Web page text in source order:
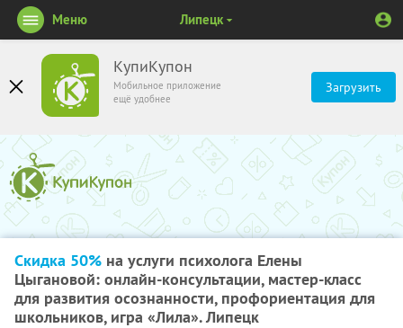
КупиКупон
Мобильное приложение
ещё удобнее
Загрузить
Меню Липецк
Скидка 50% на услуги психолога Елены
Цыгановой: онлайн-консультации, мастер-класс
для развития осознанности, профориентация для
школьников, игра «Лила». Липецк